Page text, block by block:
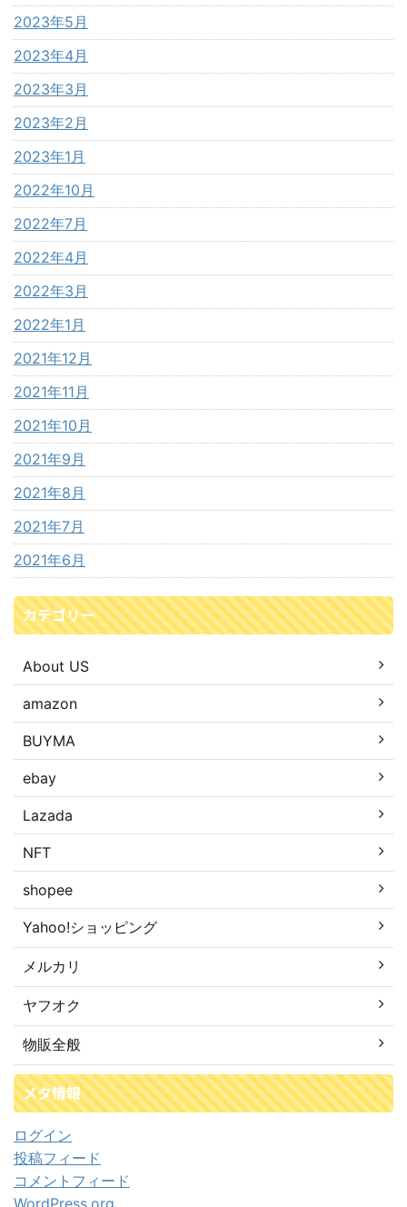
2023年5月
2023年4月
2023年3月
2023年2月
2023年1月
2022年10月
2022年7月
2022年4月
2022年3月
2022年1月
2021年12月
2021年11月
2021年10月
2021年9月
2021年8月
2021年7月
2021年6月
カテゴリー
About US
amazon
BUYMA
ebay
Lazada
NFT
shopee
Yahoo!ショッピング
メルカリ
ヤフオク
物販全般
メタ情報
ログイン
投稿フィード
コメントフィード
WordPress.org